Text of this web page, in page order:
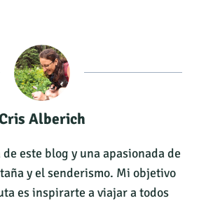
Alberich
este blog y una apasionada de
y el senderismo. Mi objetivo
es inspirarte a viajar a todos